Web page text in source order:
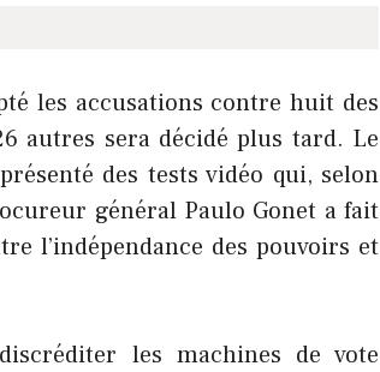
les accusations contre huit des
autres sera décidé plus tard. Le
des tests vidéo qui, selon
général Paulo Gonet a fait
l’indépendance des pouvoirs et
les machines de vote